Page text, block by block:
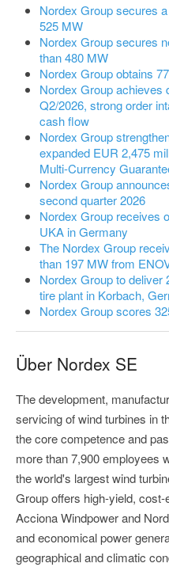
Nordex Group secures
525 MW
Nordex Group secures
than 480 MW
Nordex Group obtains
Nordex Group achieves
Q2/2026, strong order
cash flow
Nordex Group
expanded EUR 2,475
Multi-Currency
Nordex Group
second quarter 2026
Nordex Group receives
UKA in Germany
The Nordex Group
than 197 MW from
Nordex Group to deliver
tire plant in Korbach,
Nordex Group scores
Über Nordex SE
The development,
servicing of wind turbines in
the core competence and
more than 7,900 employees
the world's largest wind
Group offers high-yield,
Acciona Windpower and
and economical power
geographical and climatic